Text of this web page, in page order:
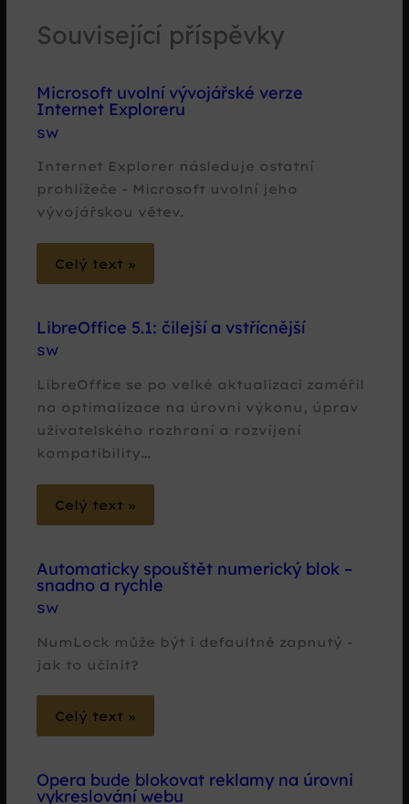
Související příspěvky
Microsoft uvolní vývojářské verze
Internet Exploreru
SW
Internet Explorer následuje ostatní
prohlížeče - Microsoft uvolní jeho
vývojářskou větev.
Celý text »
LibreOffice 5.1: čilejší a vstřícnější
SW
LibreOffice se po velké aktualizaci zaměřil
na optimalizace na úrovni výkonu, úprav
uživatelského rozhraní a rozvíjení
kompatibility…
Celý text »
Automaticky spouštět numerický blok –
snadno a rychle
SW
NumLock může být i defaultně zapnutý -
jak to učinit?
Celý text »
Opera bude blokovat reklamy na úrovni
vykreslování webu